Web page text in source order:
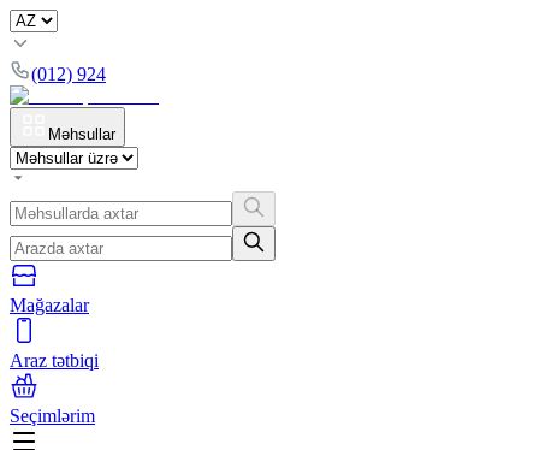
(012) 924
Məhsullar
Mağazalar
Araz tətbiqi
Seçimlərim